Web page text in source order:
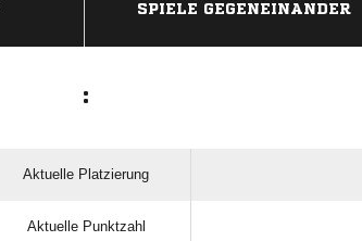
SPIELE GEGENEINANDER
:
Aktuelle Platzierung
Aktuelle Punktzahl